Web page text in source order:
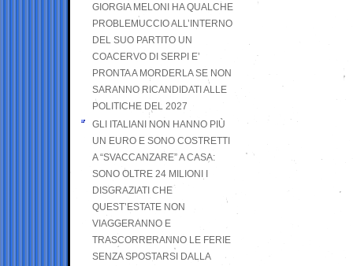
GIORGIA MELONI HA QUALCHE
PROBLEMUCCIO ALL’INTERNO
DEL SUO PARTITO UN
COACERVO DI SERPI E’
PRONTA A MORDERLA SE NON
SARANNO RICANDIDATI ALLE
POLITICHE DEL 2027
GLI ITALIANI NON HANNO PIÙ
UN EURO E SONO COSTRETTI
A “SVACCANZARE” A CASA:
SONO OLTRE 24 MILIONI I
DISGRAZIATI CHE
QUEST’ESTATE NON
VIAGGERANNO E
TRASCORRERANNO LE FERIE
SENZA SPOSTARSI DALLA